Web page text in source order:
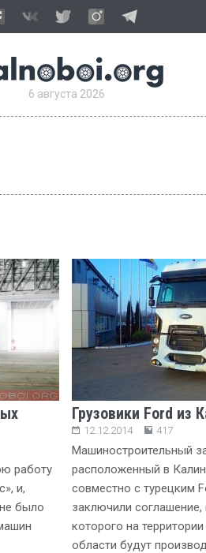
6 августа 2026
работу
и,
было
Грузовики Ford из
12.12.2014 417
Машиностроительный
расположенный в
совместно с турецким
заключили соглашение,
которого на
области будут